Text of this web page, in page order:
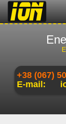
+38 (067)
E-mail: